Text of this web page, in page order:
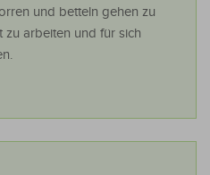
und betteln gehen zu
zu arbeiten und für sich